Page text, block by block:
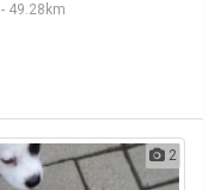
- 49.28km
2